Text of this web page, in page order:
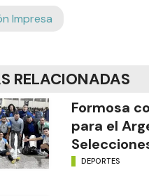
Impresa
RELACIONADAS
Formosa
para el
DEPORTES